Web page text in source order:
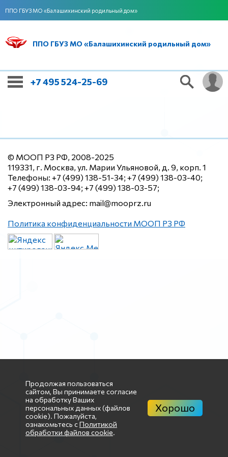
ППО ГБУЗ МО «Балашихинский родильный дом»
ППО ГБУЗ МО «Балашихинский родильный дом»
+7 495 524-25-69
© МООП РЗ РФ, 2008-2025
119331, г. Москва, ул. Марии Ульяновой, д. 9, корп. 1
Телефоны: +7 (499) 138-51-34; +7 (499) 138-03-40;
+7 (499) 138-03-94; +7 (499) 138-03-57;
Электронный адрес: mail@mooprz.ru
Политика конфиденциальности МООП РЗ РФ
Продолжая пользоваться
сайтом, Вы принимаете согласие
на обработку Ваших
персональных данных (файлов
cookie). Пожалуйста,
ознакомьтесь сПолитикой
обработки файлов cookie.
Хорошо